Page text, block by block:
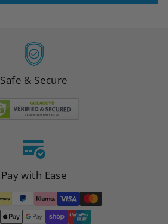
Safe & Secure
Pay with Ease